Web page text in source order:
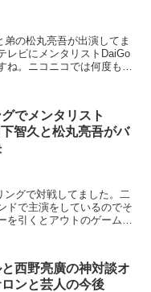
の松丸亮吾が出演してま
レビにメンタリストDaiGo
ね。ニコニコでは何度も出
でメンタリスト
智久と松丸亮吾がバ
ングで対戦してました。二
ドで主演をしているのでそ
引くとアウトのゲームで
西野亮廣の神対談オ
ンと芸人の今後